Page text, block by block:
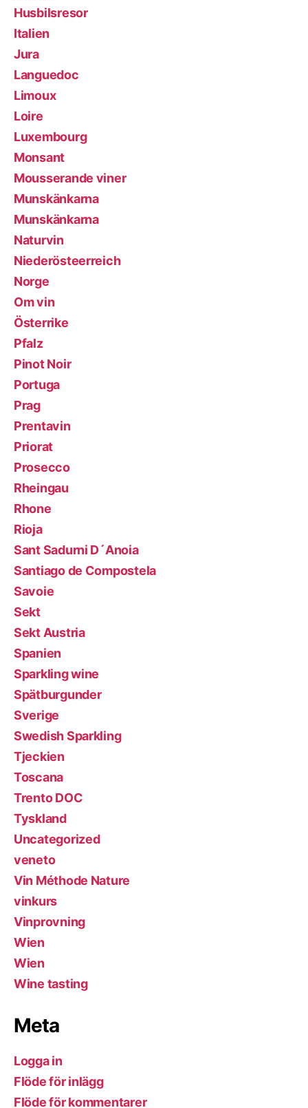
Husbilsresor
Italien
Jura
Languedoc
Limoux
Loire
Luxembourg
Monsant
Mousserande viner
Munskänkarna
Munskänkarna
Naturvin
Niederösteerreich
Norge
Om vin
Österrike
Pfalz
Pinot Noir
Portuga
Prag
Prentavin
Priorat
Prosecco
Rheingau
Rhone
Rioja
Sant Sadurni D´Anoia
Santiago de Compostela
Savoie
Sekt
Sekt Austria
Spanien
Sparkling wine
Spätburgunder
Sverige
Swedish Sparkling
Tjeckien
Toscana
Trento DOC
Tyskland
Uncategorized
veneto
Vin Méthode Nature
vinkurs
Vinprovning
Wien
Wien
Wine tasting
Meta
Logga in
Flöde för inlägg
Flöde för kommentarer